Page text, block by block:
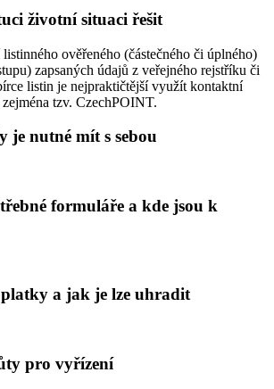
životní situaci řešit
ověřeného (částečného či úplného)
zapsaných údajů z veřejného rejstříku či
listin je nejpraktičtější využít kontaktní
tzv. CzechPOINT.
je nutné mít s sebou
formuláře a kde jsou k
a jak je lze uhradit
pro vyřízení